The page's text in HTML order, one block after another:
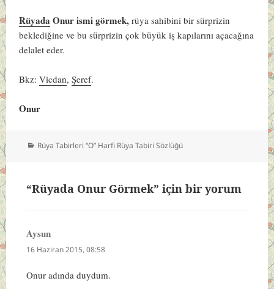
Rüyada Onur ismi görmek,rüya sahibini bir sürprizin
beklediğine ve bu sürprizin çok büyük iş kapılarını açacağına
delalet eder.
Bkz:Vicdan,Şeref.
Onur
Kategoriler
Rüya Tabirleri “O” Harfi Rüya Tabiri Sözlüğü
“Rüyada Onur Görmek” için bir yorum
Aysundedi
ki:
16 Haziran 2015, 08:58
Onur adında duydum.